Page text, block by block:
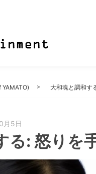
大和魂と調和す
月5日
る: 怒りを